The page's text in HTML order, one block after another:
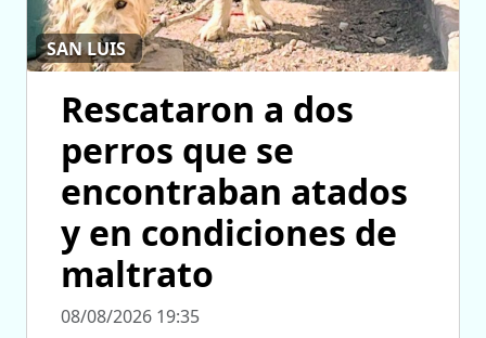
SAN LUIS
Rescataron a dos
perros que se
encontraban atados
y en condiciones de
maltrato
08/08/2026 19:35